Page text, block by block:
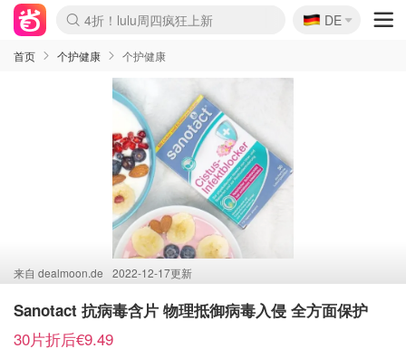
Boticinal 夏促开抢！
4折！lulu周四疯狂上新
还没结束！&OtherStories大促
Joybuy变相75折 随时失效
速领！Stanley独家85折
疑似霸哥！Camper额外叠85折
Zalando 奥莱闪促！每日更新
Moncler反季囤！5折起+叠9折
Coach Brooklyn仅€192
🇩🇪
DE
首页 个护健康 个护健康
来自 dealmoon.de 2022-12-17更新
Sanotact 抗病毒含片 物理抵御病毒入侵 全方面保护
30片折后€9.49